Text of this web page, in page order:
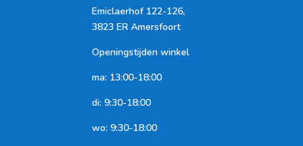
Emiclaerhof 122-126,
3823 ER Amersfoort
Openingstijden winkel
ma: 13:00-18:00
di: 9:30-18:00
wo: 9:30-18:00